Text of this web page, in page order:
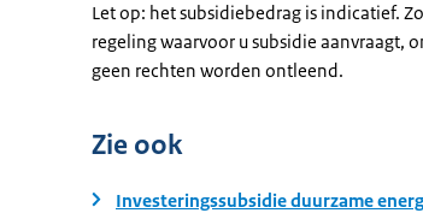
Let op: het subsidiebedrag is indicatief.
regeling waarvoor u subsidie aanvraagt,
geen rechten worden ontleend.
Zie ook
Investeringssubsidie duurzame